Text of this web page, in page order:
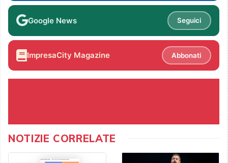
Google News Seguici
ImpresaCity Magazine Abbonati
NOTIZIE CORRELATE